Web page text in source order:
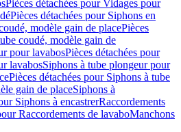
Pièces détachées pour Vidages pour
Pièces détachées pour Siphons en
modèle gain de placePièces
coudé, modèle gain de
pour lavabosPièces détachées pour
lavabosSiphons à tube plongeur pour
Pièces détachées pour Siphons à tube
gain de placeSiphons à
Siphons à encastrerRaccordements
Raccordements de lavaboManchons